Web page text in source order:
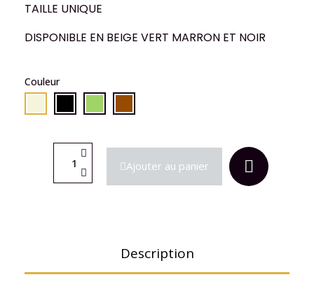
TAILLE UNIQUE
DISPONIBLE EN BEIGE VERT MARRON ET NOIR
Couleur
Ajouter au panier
Description